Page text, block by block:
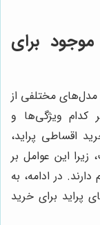
برای
مدل‌های مختلفی از
کدام ویژگی‌ها و
اقساطی پراید،
این عوامل بر
در ادامه، به
پراید برای خرید